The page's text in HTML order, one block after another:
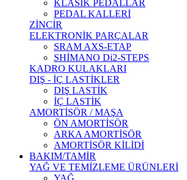
KLASİK PEDALLAR
PEDAL KALLERİ
ZİNCİR
ELEKTRONİK PARÇALAR
SRAM AXS-ETAP
SHİMANO Di2-STEPS
KADRO KULAKLARI
DIŞ - İÇ LASTİKLER
DIŞ LASTİK
İÇ LASTİK
AMORTİSÖR / MAŞA
ÖN AMORTİSÖR
ARKA AMORTİSÖR
AMORTİSÖR KİLİDİ
BAKIM/TAMİR
YAĞ VE TEMİZLEME ÜRÜNLERİ
YAĞ